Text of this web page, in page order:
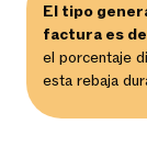
El tipo
factura es
el porcentaje
esta rebaja